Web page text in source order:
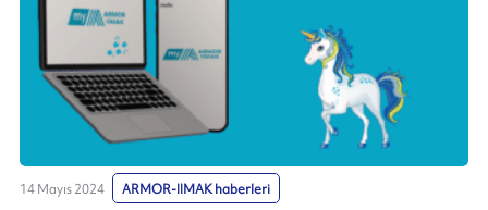
14 Mayıs 2024 ARMOR-IIMAK haberleri